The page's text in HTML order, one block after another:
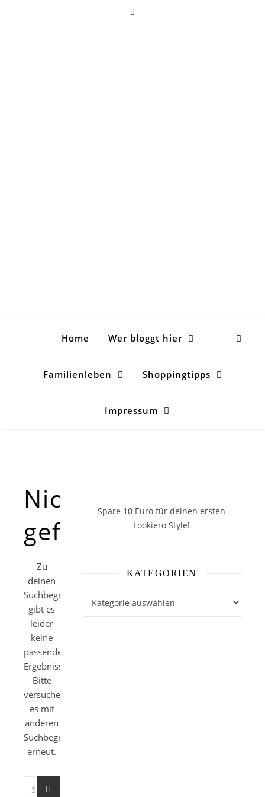
Home Wer bloggt hier
Familienleben Shoppingtipps
Impressum
Nichts
gefunden!
Zu
deinen
Suchbegriffen
gibt es
leider
keine
passenden
Ergebnisse.
Bitte
versuche
es mit
anderen
Suchbegriffen
erneut.
Spare 10 Euro für deinen ersten
Lookiero Style!
KATEGORIEN